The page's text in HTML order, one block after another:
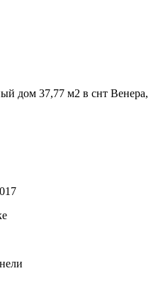
дом 37,77 м2 в снт Венера,